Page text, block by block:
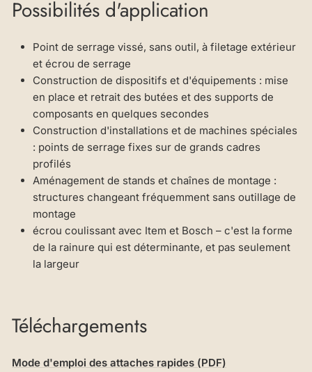
Possibilités d'application
Point de serrage vissé, sans outil, à filetage extérieur
et écrou de serrage
Construction de dispositifs et d'équipements : mise
en place et retrait des butées et des supports de
composants en quelques secondes
Construction d'installations et de machines spéciales
: points de serrage fixes sur de grands cadres
profilés
Aménagement de stands et chaînes de montage :
structures changeant fréquemment sans outillage de
montage
écrou coulissant avec Item et Bosch – c'est la forme
de la rainure qui est déterminante, et pas seulement
la largeur
Téléchargements
Mode d'emploi des attaches rapides (PDF)